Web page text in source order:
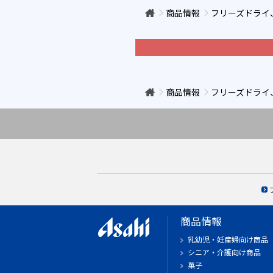
商品情報 フリーズドライ
商品情報 フリーズドライ
商品情報
乳幼児・妊産婦向け商品
シニア・介護向け商品
菓子